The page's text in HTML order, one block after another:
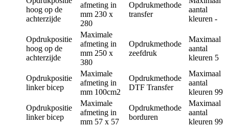
hoog op de
achterzijde
afmeting in
mm 230 x
280
Opdrukmethode
transfer
aantal
kleuren -
Opdrukpositie
hoog op de
achterzijde
Maximale
afmeting in
mm 250 x
380
Opdrukmethode
zeefdruk
Maximaal
aantal
kleuren 5
Opdrukpositie
linker bicep
Maximale
afmeting in
mm 100cm2
Opdrukmethode
DTF Transfer
Maximaal
aantal
kleuren 99
Opdrukpositie
linker bicep
Maximale
afmeting in
mm 57 x 57
Opdrukmethode
borduren
Maximaal
aantal
kleuren 99